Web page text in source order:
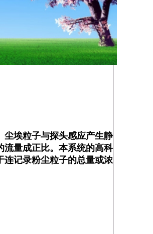
尘埃粒子与探头感应产生静
流量成正比。本系统的高科
记录粉尘粒子的总量或浓